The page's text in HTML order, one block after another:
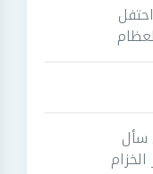
سأل